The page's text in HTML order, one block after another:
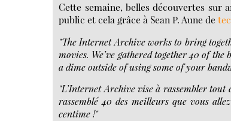
Cette semaine, belles découvertes sur
public et cela grâce à Sean P. Aune de
"The Internet Archive works to bring
movies. We’ve gathered together 40 of
a dime outside of using some of your
"L’Internet Archive vise à rassembler
rassemblé 40 des meilleurs que vous
centime !"